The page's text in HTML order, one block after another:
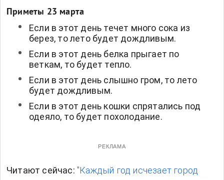
Приметы 23 марта
Если в этот день течет много сока из
берез, то лето будет дождливым.
Если в этот день белка прыгает по
веткам, то будет тепло.
Если в этот день слышно гром, то лето
будет дождливым.
Если в этот день кошки спрятались под
одеяло, то будет похолодание.
РЕКЛАМА
Читают сейчас: "Каждый год исчезает город